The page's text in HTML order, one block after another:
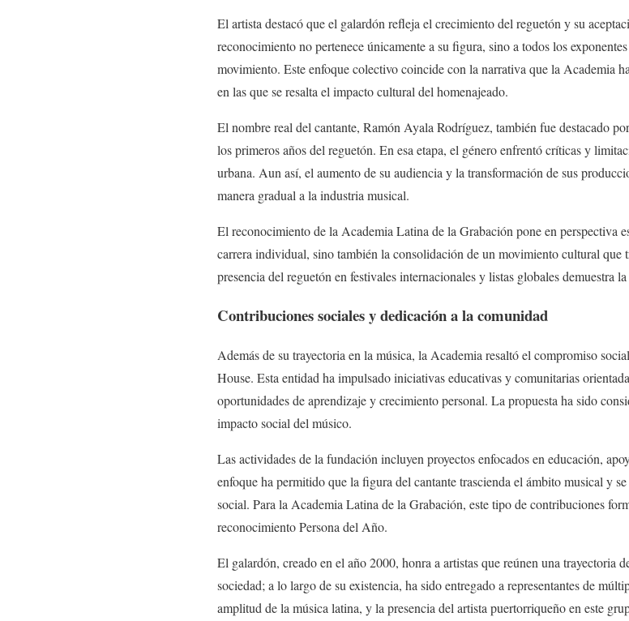
El artista destacó que el galardón refleja el crecimiento del reguetón y su
reconocimiento no pertenece únicamente a su figura, sino a todos los
movimiento. Este enfoque colectivo coincide con la narrativa que la Academia
en las que se resalta el impacto cultural del homenajeado.
El nombre real del cantante, Ramón Ayala Rodríguez, también fue destacado
los primeros años del reguetón. En esa etapa, el género enfrentó críticas y
urbana. Aun así, el aumento de su audiencia y la transformación de sus
manera gradual a la industria musical.
El reconocimiento de la Academia Latina de la Grabación pone en perspectiva
carrera individual, sino también la consolidación de un movimiento cultural que
presencia del reguetón en festivales internacionales y listas globales demuestra
Contribuciones sociales y dedicación a la comunidad
Además de su trayectoria en la música, la Academia resaltó el compromiso
House. Esta entidad ha impulsado iniciativas educativas y comunitarias
oportunidades de aprendizaje y crecimiento personal. La propuesta ha sido
impacto social del músico.
Las actividades de la fundación incluyen proyectos enfocados en educación,
enfoque ha permitido que la figura del cantante trascienda el ámbito musical y
social. Para la Academia Latina de la Grabación, este tipo de contribuciones
reconocimiento Persona del Año.
El galardón, creado en el año 2000, honra a artistas que reúnen una trayectoria
sociedad; a lo largo de su existencia, ha sido entregado a representantes de
amplitud de la música latina, y la presencia del artista puertorriqueño en este